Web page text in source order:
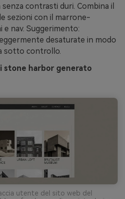
contrasti duri. Combina il
sezioni con il marrone-
nav. Suggerimento:
desaturate in modo
sotto controllo.
stone harbor generato
utente del sito web del